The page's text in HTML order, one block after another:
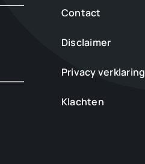
Contact
Disclaimer
Privacy verklaring
Klachten